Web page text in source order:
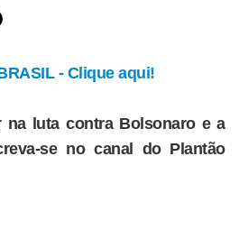
- Clique aqui!
na luta contra Bolsonaro e a
se no canal do Plantão